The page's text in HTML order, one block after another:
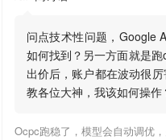
问点技术性问题，Google
如何找到？另一方面就是
出价后，账户都在波动很
教各位大神，我该如何操作